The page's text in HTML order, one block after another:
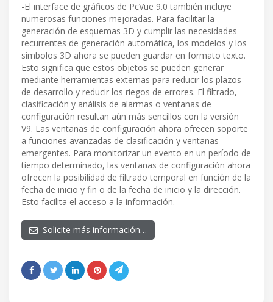
-El interface de gráficos de PcVue 9.0 también incluye
numerosas funciones mejoradas. Para facilitar la
generación de esquemas 3D y cumplir las necesidades
recurrentes de generación automática, los modelos y los
símbolos 3D ahora se pueden guardar en formato texto.
Esto significa que estos objetos se pueden generar
mediante herramientas externas para reducir los plazos
de desarrollo y reducir los riegos de errores. El filtrado,
clasificación y análisis de alarmas o ventanas de
configuración resultan aún más sencillos con la versión
V9. Las ventanas de configuración ahora ofrecen soporte
a funciones avanzadas de clasificación y ventanas
emergentes. Para monitorizar un evento en un período de
tiempo determinado, las ventanas de configuración ahora
ofrecen la posibilidad de filtrado temporal en función de la
fecha de inicio y fin o de la fecha de inicio y la dirección.
Esto facilita el acceso a la información.
Solicite más información…